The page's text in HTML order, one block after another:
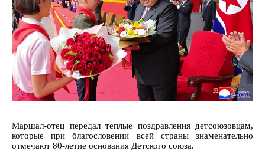
Маршал-отец передал теплые поздравления детсоюзовцам,
которые при благословении всей страны знаменательно
отмечают 80-летие основания Детского союза.